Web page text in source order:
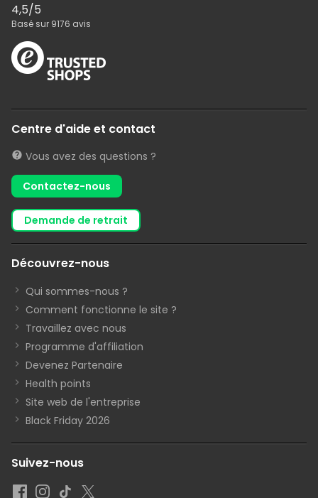
4,5/5
Basé sur 9176 avis
Centre d'aide et contact
Vous avez des questions ?
Contactez-nous
demande de retrait
Découvrez-nous
Qui sommes-nous ?
Comment fonctionne le site ?
Travaillez avec nous
Programme d'affiliation
Devenez Partenaire
Health points
Site web de l'entreprise
Black Friday 2026
Suivez-nous